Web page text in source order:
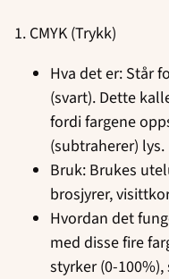
1. CMYK (Trykk)
Hva det er: Står
(svart). Dette
fordi fargene
(subtraherer) lys.
Bruk: Brukes
brosjyrer,
Hvordan det
med disse fire
styrker (0-